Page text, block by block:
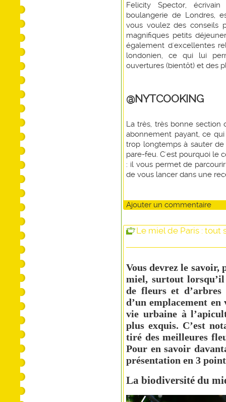
Felicity Spector,
boulangerie de Londres,
vous voulez des conseils
magnifiques petits
également d'excellentes
londonien, ce qui lui
ouvertures (bientôt) et des
@NYTCOOKING
La très, très bonne section
abonnement payant, ce
trop longtemps à sauter
pare-feu. C'est pourquoi le
: il vous permet de
de vous lancer dans une
Ajouter un commentaire
Le miel de Paris : tout
Vous devrez le savoir,
miel, surtout lorsqu’il
de fleurs et d’arbres
d’un emplacement
vie urbaine à
plus exquis. C’est
tiré des meilleures
Pour en savoir
présentation en 3
La biodiversité du